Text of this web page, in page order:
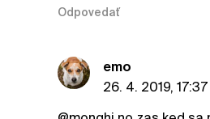
Odpovedať
emo
26. 4. 2019, 17:37